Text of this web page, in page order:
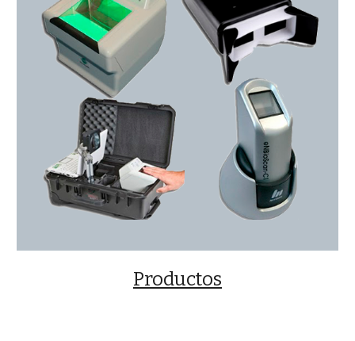
Productos